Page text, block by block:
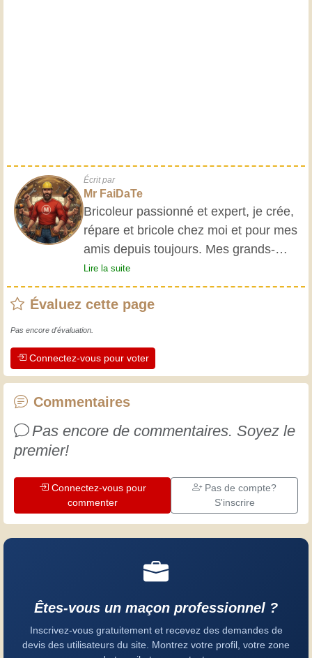
Écrit par
Mr FaiDaTe
Bricoleur passionné et expert, je crée,
répare et bricole chez moi et pour mes
amis depuis toujours. Mes grands-
parents m'ont initié très jeune, et
depuis, j'ai acquis une riche expérience.
L'expérience est essentielle ! Elle nous
professionnels. Apprenons ensemble ;
chaque jour est une occasion de
progresser. Amusez-vous bien !
Lire la suite
Évaluez cette page
Pas encore d'évaluation.
Connectez-vous pour voter
Commentaires
Pas encore de commentaires. Soyez le
premier!
Connectez-vous pour
commenter
Pas de compte?
S'inscrire
Êtes-vous un maçon professionnel ?
Inscrivez-vous gratuitement et recevez des demandes de
devis des utilisateurs du site. Montrez votre profil, votre zone